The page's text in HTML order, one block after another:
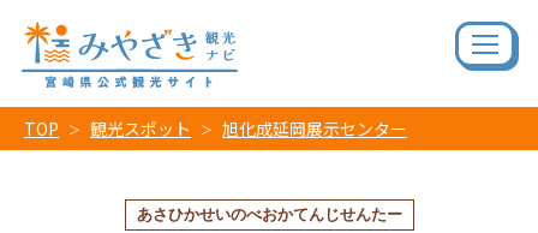
TOP 観光スポット 旭化成延岡展示センター
あさひかせいのべおかてんじせんたー